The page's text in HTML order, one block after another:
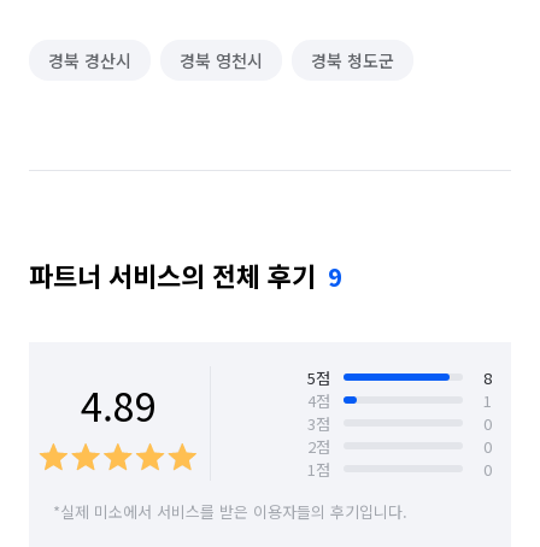
경북 경산시 경북 영천시 경북 청도군
파트너 서비스의 전체 후기 9
4.89 5점
8
4점
1
3점
0
2점
0
1점
0
*실제 미소에서 서비스를 받은 이용자들의 후기입니다.